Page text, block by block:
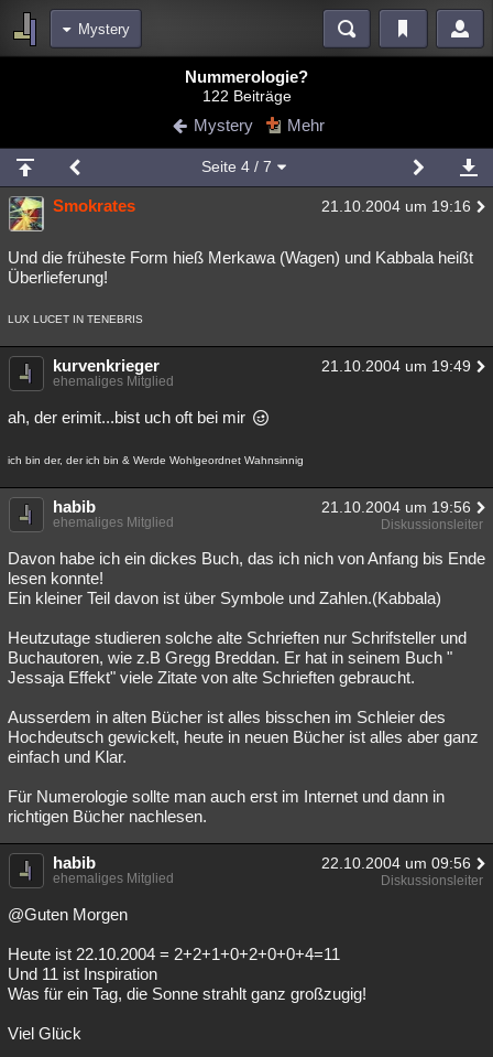
Mystery
Blogs Videos
Chat Wiki Neuigkeiten
meine Rubriken
Menschen Wissenschaft Mystery Kriminalfälle
Spiritualität Verschwörungen Technologie Ufologie
Philosophie Träume Literatur
Astronomie Helpdesk Gruppen
Übersichten
Besucht Teilgenommen Geschlossen
Lesenswert Schlüsselwörter
Nummerologie?
122 Beiträge
Mystery Mehr
Seite 4/ 7
Smokrates 21.10.2004 um 19:16
Und die früheste Form hieß Merkawa (Wagen) und Kabbala heißt
Überlieferung!
LUX LUCET IN TENEBRIS
kurvenkrieger 21.10.2004 um 19:49
ehemaliges Mitglied
ah, der erimit...bist uch oft bei mir
ich bin der, der ich bin & Werde Wohlgeordnet Wahnsinnig
habib 21.10.2004 um 19:56
ehemaliges Mitglied Diskussionsleiter
Davon habe ich ein dickes Buch, das ich nich von Anfang bis Ende
lesen konnte!
Ein kleiner Teil davon ist über Symbole und Zahlen.(Kabbala)
Heutzutage studieren solche alte Schrieften nur Schrifsteller und
Buchautoren, wie z.B Gregg Breddan. Er hat in seinem Buch "
Jessaja Effekt" viele Zitate von alte Schrieften gebraucht.
Ausserdem in alten Bücher ist alles bisschen im Schleier des
Hochdeutsch gewickelt, heute in neuen Bücher ist alles aber ganz
einfach und Klar.
Für Numerologie sollte man auch erst im Internet und dann in
richtigen Bücher nachlesen.
habib 22.10.2004 um 09:56
ehemaliges Mitglied Diskussionsleiter
@Guten Morgen
Heute ist 22.10.2004 = 2+2+1+0+2+0+0+4=11
Und 11 ist Inspiration
Was für ein Tag, die Sonne strahlt ganz großzugig!
Viel Glück